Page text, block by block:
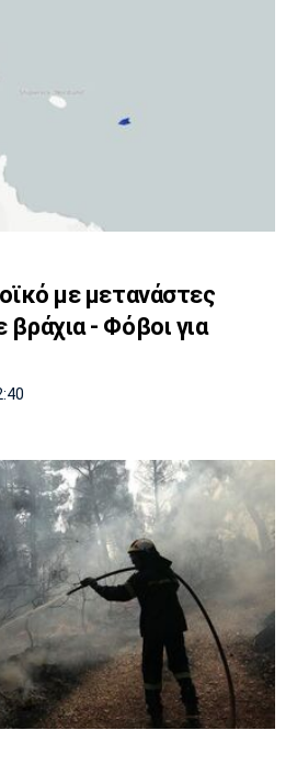
με μετανάστες
- Φόβοι για